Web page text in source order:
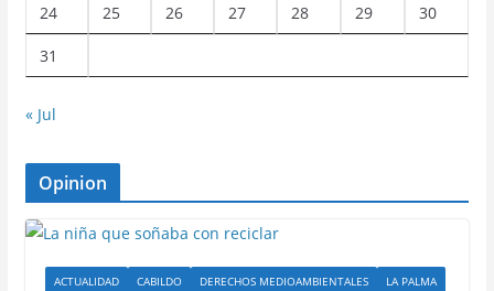
24 25 26 27 28 29 30
31
« Jul
Opinion
ACTUALIDAD CABILDO DERECHOS MEDIOAMBIENTALES
LA PALMA